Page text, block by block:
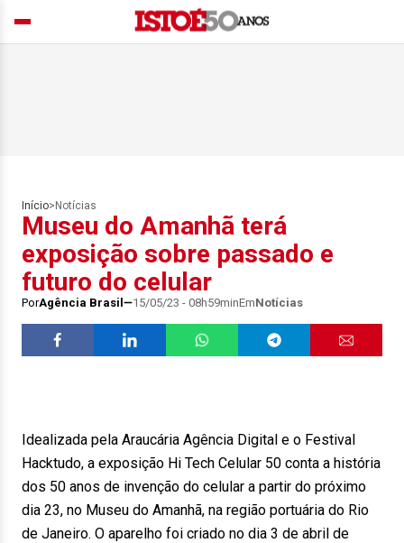
Início> Notícias
Museu do Amanhã terá
exposição sobre passado e
futuro do celular
PorAgência Brasil 15/05/23 - 08h59minEmNotícias
Idealizada pela Araucária Agência Digital e o Festival
Hacktudo, a exposição Hi Tech Celular 50 conta a história
dos 50 anos de invenção do celular a partir do próximo
dia 23, no Museu do Amanhã, na região portuária do Rio
de Janeiro. O aparelho foi criado no dia 3 de abril de